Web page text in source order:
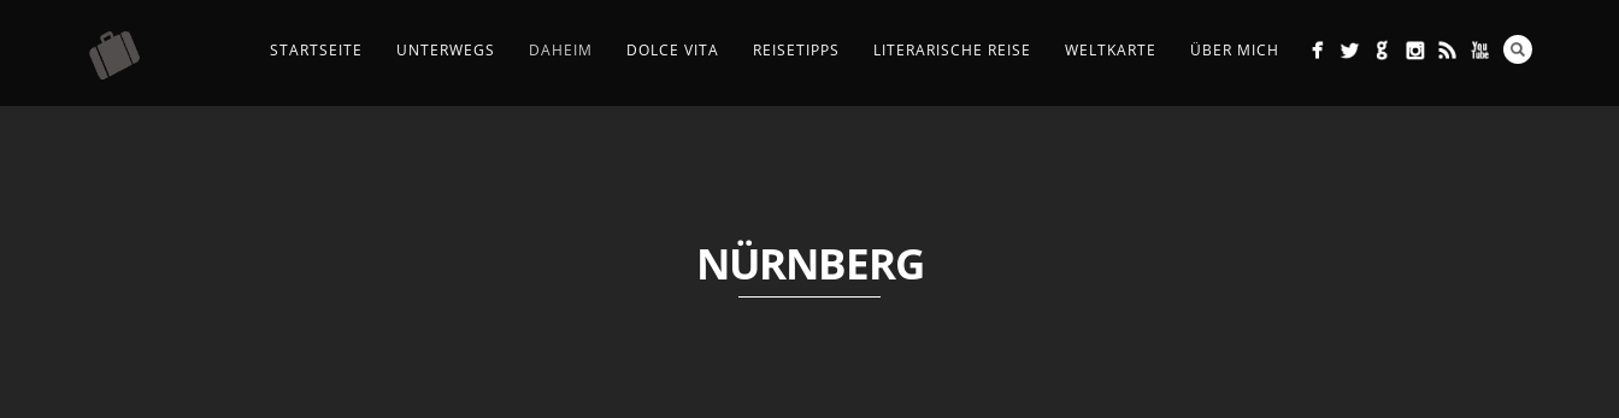
STARTSEITE UNTERWEGS DAHEIM DOLCE VITA REISETIPPS LITERARISCHE REISE WELTKARTE ÜBER MICH
NÜRNBERG